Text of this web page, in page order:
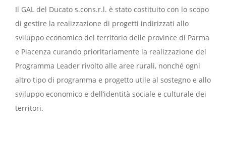
Il GAL del Ducato s.cons.r.l. è stato costituito con lo scopo
di gestire la realizzazione di progetti indirizzati allo
sviluppo economico del territorio delle province di Parma
e Piacenza curando prioritariamente la realizzazione del
Programma Leader rivolto alle aree rurali, nonché ogni
altro tipo di programma e progetto utile al sostegno e allo
sviluppo economico e dell’identità sociale e culturale dei
territori.